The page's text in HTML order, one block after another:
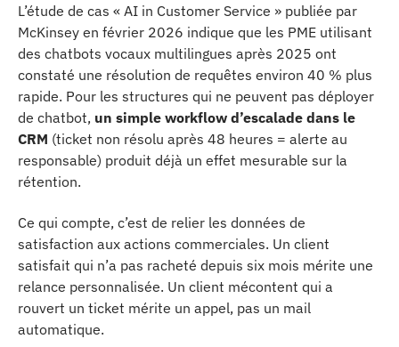
L’étude de cas « AI in Customer Service » publiée par
McKinsey en février 2026 indique que les PME utilisant
des chatbots vocaux multilingues après 2025 ont
constaté une résolution de requêtes environ 40 % plus
rapide. Pour les structures qui ne peuvent pas déployer
de chatbot, un simple workflow d’escalade dans le
CRM (ticket non résolu après 48 heures = alerte au
responsable) produit déjà un effet mesurable sur la
rétention.
Ce qui compte, c’est de relier les données de
satisfaction aux actions commerciales. Un client
satisfait qui n’a pas racheté depuis six mois mérite une
relance personnalisée. Un client mécontent qui a
rouvert un ticket mérite un appel, pas un mail
automatique.